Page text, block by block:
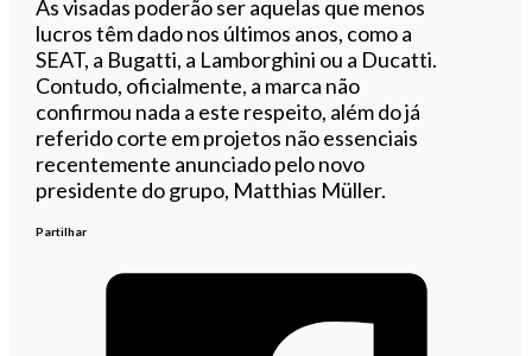
As visadas poderão ser aquelas que menos
lucros têm dado nos últimos anos, como a
SEAT, a Bugatti, a Lamborghini ou a Ducatti.
Contudo, oficialmente, a marca não
confirmou nada a este respeito, além do já
referido corte em projetos não essenciais
recentemente anunciado pelo novo
presidente do grupo, Matthias Müller.
Partilhar